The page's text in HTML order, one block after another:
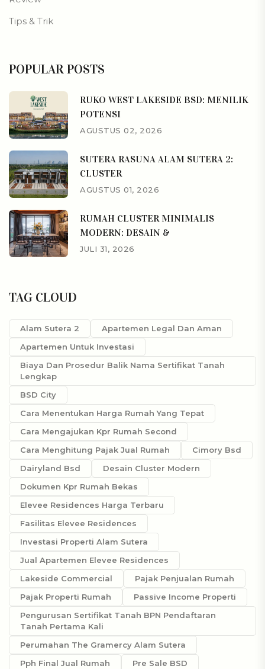
Tips & Trik
POPULAR POSTS
RUKO WEST LAKESIDE BSD: MENILIK
POTENSI
AGUSTUS 02, 2026
SUTERA RASUNA ALAM SUTERA 2:
CLUSTER
AGUSTUS 01, 2026
RUMAH CLUSTER MINIMALIS
MODERN: DESAIN &
JULI 31, 2026
TAG CLOUD
Alam Sutera 2
Apartemen Legal Dan Aman
Apartemen Untuk Investasi
Biaya Dan Prosedur Balik Nama Sertifikat Tanah
Lengkap
BSD City
Cara Menentukan Harga Rumah Yang Tepat
Cara Mengajukan Kpr Rumah Second
Cara Menghitung Pajak Jual Rumah
Cimory Bsd
Dairyland Bsd
Desain Cluster Modern
Dokumen Kpr Rumah Bekas
Elevee Residences Harga Terbaru
Fasilitas Elevee Residences
Investasi Properti Alam Sutera
Jual Apartemen Elevee Residences
Lakeside Commercial
Pajak Penjualan Rumah
Pajak Properti Rumah
Passive Income Properti
Pengurusan Sertifikat Tanah BPN Pendaftaran
Tanah Pertama Kali
Perumahan The Gramercy Alam Sutera
Pph Final Jual Rumah
Pre Sale BSD